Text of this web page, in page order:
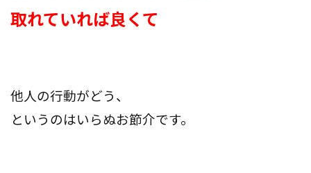
取れていれば良くて
他人の行動がどう、
というのはいらぬお節介です。